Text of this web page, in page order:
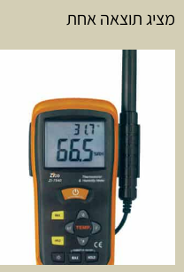
מציג תוצאה אחת